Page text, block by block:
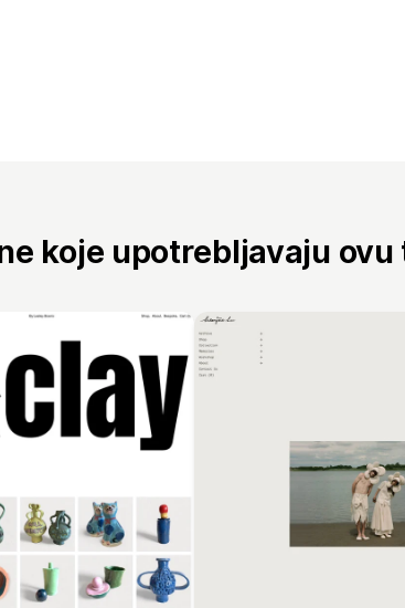
koje upotrebljavaju ovu